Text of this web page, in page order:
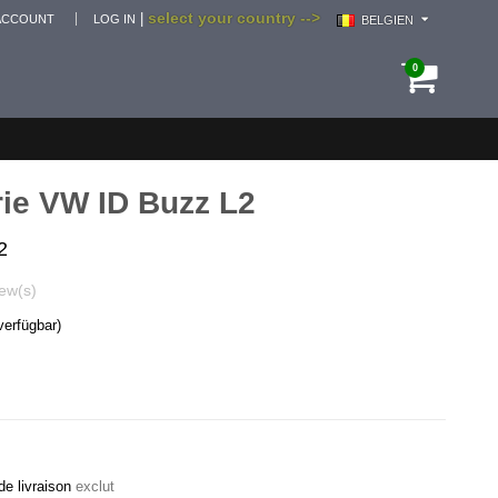
select your country --> BELGIEN
LOG IN
0
VW ID Buzz L2
livraison exclut